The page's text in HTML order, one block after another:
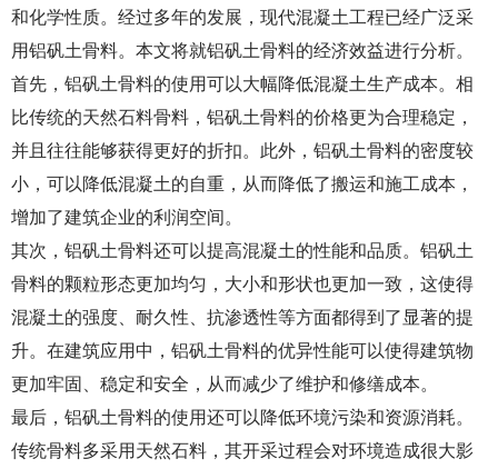
和化学性质。经过多年的发展，现代混凝土工程已经广泛采
用铝矾土骨料。本文将就铝矾土骨料的经济效益进行分析。
首先，铝矾土骨料的使用可以大幅降低混凝土生产成本。相
比传统的天然石料骨料，铝矾土骨料的价格更为合理稳定，
并且往往能够获得更好的折扣。此外，铝矾土骨料的密度较
小，可以降低混凝土的自重，从而降低了搬运和施工成本，
增加了建筑企业的利润空间。
其次，铝矾土骨料还可以提高混凝土的性能和品质。铝矾土
骨料的颗粒形态更加均匀，大小和形状也更加一致，这使得
混凝土的强度、耐久性、抗渗透性等方面都得到了显著的提
升。在建筑应用中，铝矾土骨料的优异性能可以使得建筑物
更加牢固、稳定和安全，从而减少了维护和修缮成本。
最后，铝矾土骨料的使用还可以降低环境污染和资源消耗。
传统骨料多采用天然石料，其开采过程会对环境造成很大影